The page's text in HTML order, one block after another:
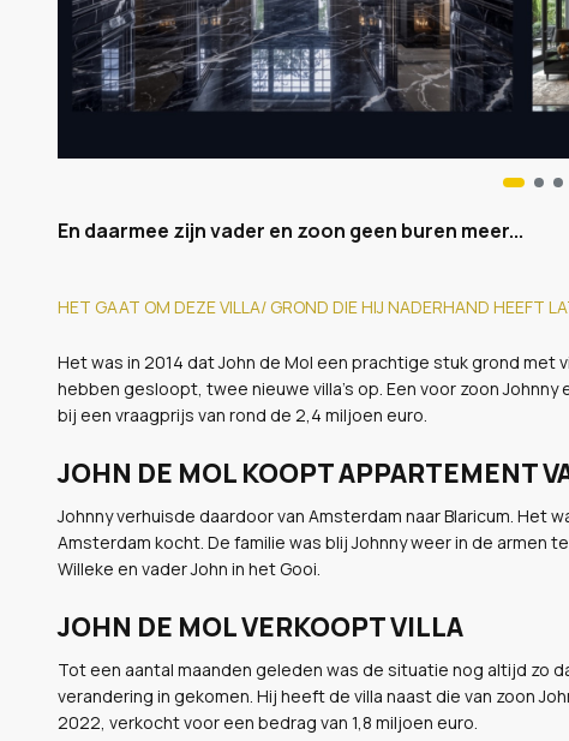
En daarmee zijn vader en zoon geen buren meer...
HET GAAT OM DEZE VILLA/ GROND DIE HIJ NADERHAND HEEFT
Het was in 2014 dat John de Mol een prachtige stuk grond met
hebben gesloopt, twee nieuwe villa’s op. Een voor zoon
bij een vraagprijs van rond de 2,4 miljoen euro.
JOHN DE MOL KOOPT APPARTEMENT
Johnny verhuisde daardoor van Amsterdam naar Blaricum. Het
Amsterdam kocht. De familie was blij Johnny weer in de armen
Willeke en vader John in het Gooi.
JOHN DE MOL VERKOOPT VILLA
Tot een aantal maanden geleden was de situatie nog altijd zo
verandering in gekomen. Hij heeft de villa naast die van zoon
2022, verkocht voor een bedrag van 1,8 miljoen euro.